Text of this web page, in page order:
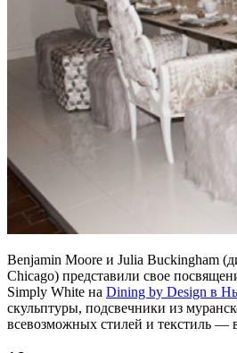
Benjamin Moore и Julia Buckingham
Chicago) представили свое
Simply White на Dining by Design в
скульптуры, подсвечники из
всевозможных стилей и текстиль —